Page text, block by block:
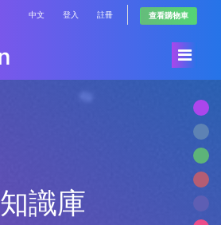
中文 登入 註冊 查看購物車
知識庫